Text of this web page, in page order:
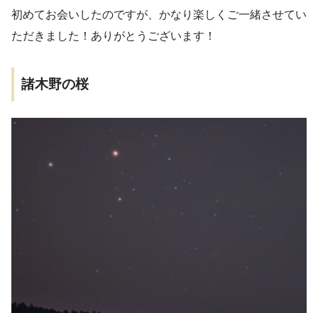
初めてお会いしたのですが、かなり楽しくご一緒させてい
ただきました！ありがとうございます！
諸木野の桜